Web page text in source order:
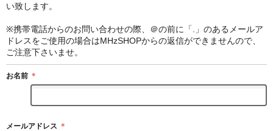
い致します。
※携帯電話からのお問い合わせの際、＠の前に「.」のあるメールア
ドレスをご使用の場合はMHzSHOPからの返信ができませんので、
ご注意下さいませ。
お名前 ＊
メールアドレス ＊